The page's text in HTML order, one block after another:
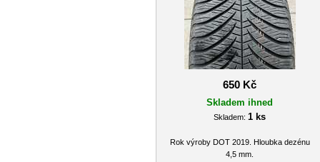
650 Kč
Skladem ihned
Skladem: 1 ks
Rok výroby DOT 2019. Hloubka dezénu
4,5 mm.